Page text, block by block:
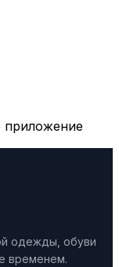
приложение
одежды, обуви
временем.